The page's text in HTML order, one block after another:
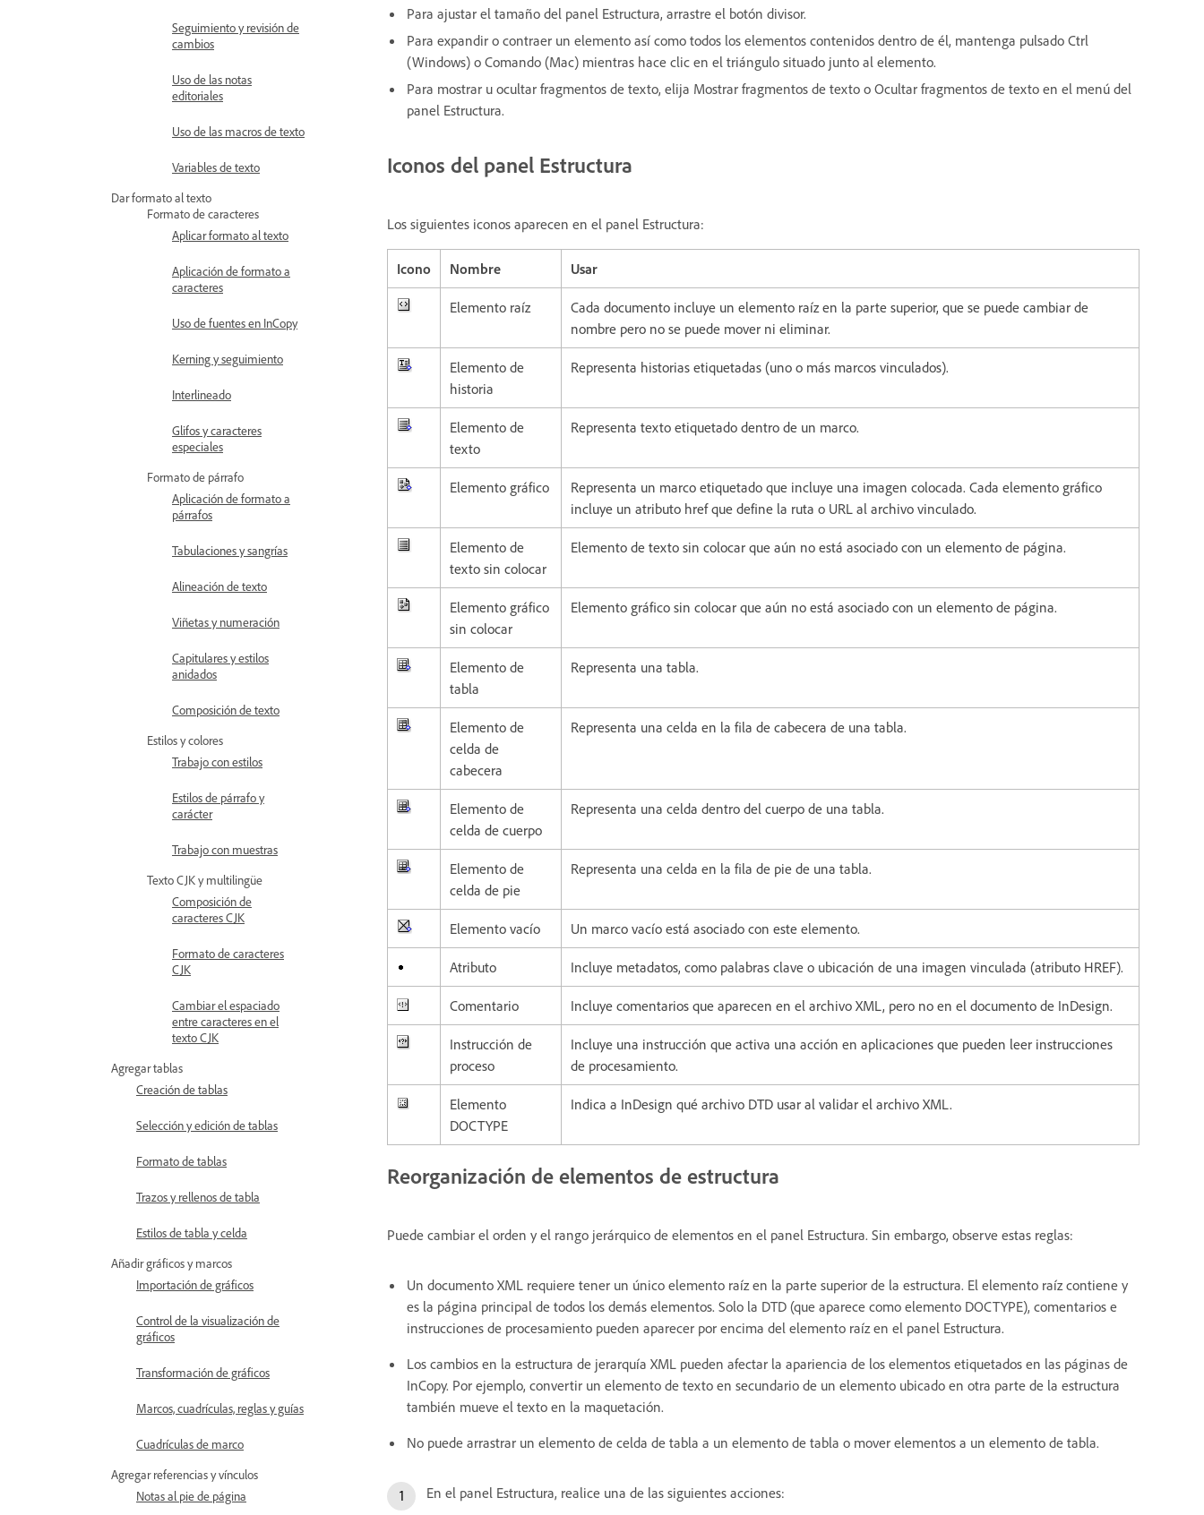
Seguimiento y revisión de
cambios
Uso de las notas
editoriales
Uso de las macros de texto
Variables de texto
Dar formato al texto
Formato de caracteres
Aplicar formato al texto
Aplicación de formato a
caracteres
Uso de fuentes en InCopy
Kerning y seguimiento
Interlineado
Glifos y caracteres
especiales
Formato de párrafo
Aplicación de formato a
párrafos
Tabulaciones y sangrías
Alineación de texto
Viñetas y numeración
Capitulares y estilos
anidados
Composición de texto
Estilos y colores
Trabajo con estilos
Estilos de párrafo y
carácter
Trabajo con muestras
Texto CJK y multilingüe
Composición de
caracteres CJK
Formato de caracteres
CJK
Cambiar el espaciado
entre caracteres en el
texto CJK
Agregar tablas
Creación de tablas
Selección y edición de tablas
Formato de tablas
Trazos y rellenos de tabla
Estilos de tabla y celda
Añadir gráficos y marcos
Importación de gráficos
Control de la visualización de
gráficos
Transformación de gráficos
Marcos, cuadrículas, reglas y guías
Cuadrículas de marco
Agregar referencias y vínculos
Notas al pie de página
Para ajustar el tamaño del panel Estructura, arrastre el botón divisor.
Para expandir o contraer un elemento así como todos los elementos contenidos dentro de él, mantenga pulsado Ctrl
(Windows) o Comando (Mac) mientras hace clic en el triángulo situado junto al elemento.
Para mostrar u ocultar fragmentos de texto, elija Mostrar fragmentos de texto o Ocultar fragmentos de texto en el menú del
panel Estructura.
Iconos del panel Estructura
Los siguientes iconos aparecen en el panel Estructura:
Icono Nombre Usar
Elemento raíz
Cada documento incluye un elemento raíz en la parte superior, que se puede cambiar de
nombre pero no se puede mover ni eliminar.
Elemento de
historia
Representa historias etiquetadas (uno o más marcos vinculados).
Elemento de
texto
Representa texto etiquetado dentro de un marco.
Elemento gráfico
Representa un marco etiquetado que incluye una imagen colocada. Cada elemento gráfico
incluye un atributo href que define la ruta o URL al archivo vinculado.
Elemento de
texto sin colocar
Elemento de texto sin colocar que aún no está asociado con un elemento de página.
Elemento gráfico
sin colocar
Elemento gráfico sin colocar que aún no está asociado con un elemento de página.
Elemento de
tabla
Representa una tabla.
Elemento de
celda de
cabecera
Representa una celda en la fila de cabecera de una tabla.
Elemento de
celda de cuerpo
Representa una celda dentro del cuerpo de una tabla.
Elemento de
celda de pie
Representa una celda en la fila de pie de una tabla.
Elemento vacío Un marco vacío está asociado con este elemento.
Atributo Incluye metadatos, como palabras clave o ubicación de una imagen vinculada (atributo HREF).
Comentario Incluye comentarios que aparecen en el archivo XML, pero no en el documento de InDesign.
Instrucción de
proceso
Incluye una instrucción que activa una acción en aplicaciones que pueden leer instrucciones
de procesamiento.
Elemento
DOCTYPE
Indica a InDesign qué archivo DTD usar al validar el archivo XML.
Reorganización de elementos de estructura
Puede cambiar el orden y el rango jerárquico de elementos en el panel Estructura. Sin embargo, observe estas reglas:
Un documento XML requiere tener un único elemento raíz en la parte superior de la estructura. El elemento raíz contiene y
es la página principal de todos los demás elementos. Solo la DTD (que aparece como elemento DOCTYPE), comentarios e
instrucciones de procesamiento pueden aparecer por encima del elemento raíz en el panel Estructura.
Los cambios en la estructura de jerarquía XML pueden afectar la apariencia de los elementos etiquetados en las páginas de
InCopy. Por ejemplo, convertir un elemento de texto en secundario de un elemento ubicado en otra parte de la estructura
también mueve el texto en la maquetación.
No puede arrastrar un elemento de celda de tabla a un elemento de tabla o mover elementos a un elemento de tabla.
En el panel Estructura, realice una de las siguientes acciones: